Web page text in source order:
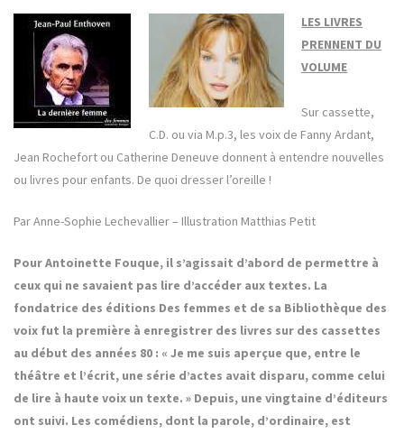
LES LIVRES
PRENNENT DU
VOLUME
Sur cassette,
C.D. ou via M.p.3, les voix de Fanny Ardant,
Jean Rochefort ou Catherine Deneuve donnent à entendre nouvelles
ou livres pour enfants. De quoi dresser l’oreille !
Par Anne-Sophie Lechevallier – Illustration Matthias Petit
Pour Antoinette Fouque, il s’agissait d’abord de permettre à
ceux qui ne savaient pas lire d’accéder aux textes. La
fondatrice des éditions Des femmes et de sa Bibliothèque des
voix fut la première à enregistrer des livres sur des cassettes
au début des années 80 : « Je me suis aperçue que, entre le
théâtre et l’écrit, une série d’actes avait disparu, comme celui
de lire à haute voix un texte. » Depuis, une vingtaine d’éditeurs
ont suivi. Les comédiens, dont la parole, d’ordinaire, est